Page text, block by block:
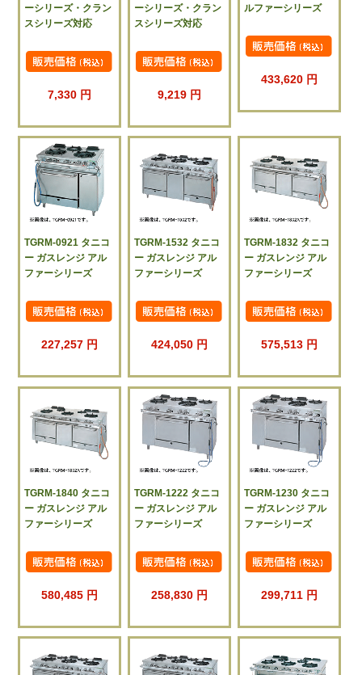
ーシリーズ・クラン
スシリーズ対応
7,330 円
ーシリーズ・クラン
スシリーズ対応
9,219 円
ルファーシリーズ
433,620 円
TGRM-0921 タニコ
ー ガスレンジ アル
ファーシリーズ
227,257 円
TGRM-1532 タニコ
ー ガスレンジ アル
ファーシリーズ
424,050 円
TGRM-1832 タニコ
ー ガスレンジ アル
ファーシリーズ
575,513 円
TGRM-1840 タニコ
ー ガスレンジ アル
ファーシリーズ
580,485 円
TGRM-1222 タニコ
ー ガスレンジ アル
ファーシリーズ
258,830 円
TGRM-1230 タニコ
ー ガスレンジ アル
ファーシリーズ
299,711 円